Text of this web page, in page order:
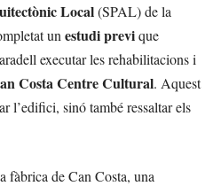
Local(SPAL) de la
un estudi previque
executar les rehabilitacions i
Costa Centre Cultural. Aquest
l’edifici, sinó també ressaltar els
fàbrica de Can Costa, una